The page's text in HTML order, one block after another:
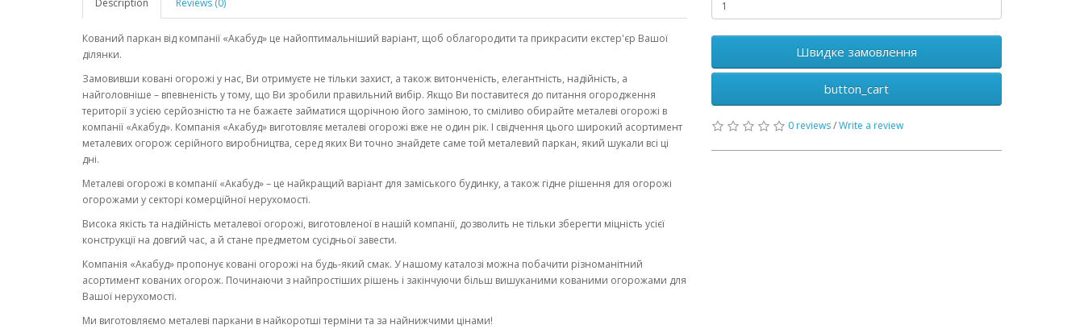
Description Reviews (0)
Кований паркан від компанії «Акабуд» це найоптимальніший варіант, щоб облагородити та прикрасити екстер'єр Вашої
ділянки.
Замовивши ковані огорожі у нас, Ви отримуєте не тільки захист, а також витонченість, елегантність, надійність, а
найголовніше – впевненість у тому, що Ви зробили правильний вибір. Якщо Ви поставитеся до питання огородження
території з усією серйозністю та не бажаєте займатися щорічною його заміною, то сміливо обирайте металеві огорожі в
компанії «Акабуд». Компанія «Акабуд» виготовляє металеві огорожі вже не один рік. І свідчення цього широкий асортимент
металевих огорож серійного виробництва, серед яких Ви точно знайдете саме той металевий паркан, який шукали всі ці
дні.
Металеві огорожі в компанії «Акабуд» – це найкращий варіант для заміського будинку, а також гідне рішення для огорожі
огорожами у секторі комерційної нерухомості.
Висока якість та надійність металевої огорожі, виготовленої в нашій компанії, дозволить не тільки зберегти міцність усієї
конструкції на довгий час, а й стане предметом сусідньої завести.
Компанія «Акабуд» пропонує ковані огорожі на будь-який смак. У нашому каталозі можна побачити різноманітний
асортимент кованих огорож. Починаючи з найпростіших рішень і закінчуючи більш вишуканими кованими огорожами для
Вашої нерухомості.
Ми виготовляємо металеві паркани в найкоротші терміни та за найнижчими цінами!
Швидке замовлення
button_cart
0 reviews/Write a review